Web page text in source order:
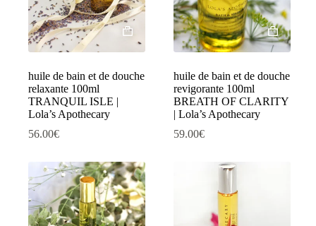
huile de bain et de douche
relaxante 100ml
TRANQUIL ISLE |
Lola’s Apothecary
56.00€
huile de bain et de douche
revigorante 100ml
BREATH OF CLARITY
| Lola’s Apothecary
59.00€